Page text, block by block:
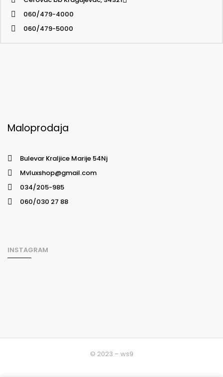
060/479-4000
060/479-5000
Maloprodaja
Bulevar Kraljice Marije 54Nj
Mvluxshop@gmail.com
034/205-985
060/030 27 88
INSTAGRAM
© 2023 – ws9